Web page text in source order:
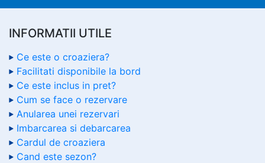
INFORMATII UTILE
Ce este o croaziera?
Facilitati disponibile la bord
Ce este inclus in pret?
Cum se face o rezervare
Anularea unei rezervari
Imbarcarea si debarcarea
Cardul de croaziera
Cand este sezon?